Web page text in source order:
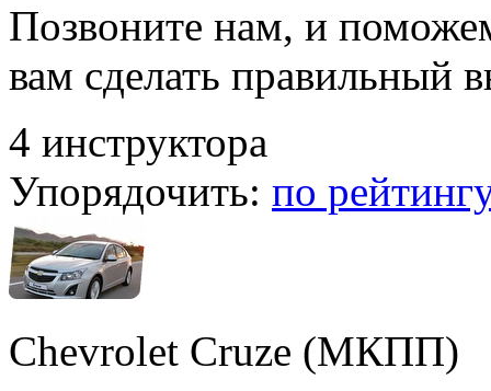
Позвоните нам, и
вам сделать правильный
4 инструктора
Упорядочить: по
Chevrolet Cruze (МКПП)